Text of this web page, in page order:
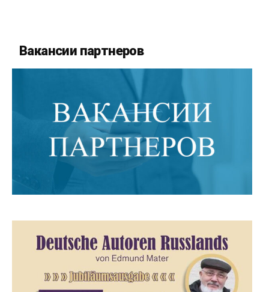
Вакансии партнеров